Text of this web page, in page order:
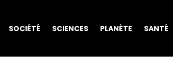
SOCIÉTÉ SCIENCES PLANÈTE SANTÉ